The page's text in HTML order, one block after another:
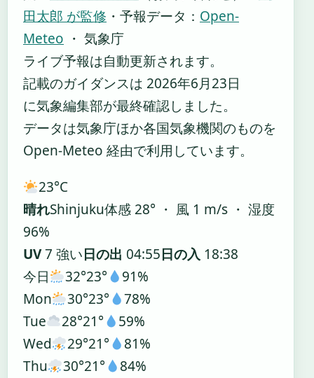
田太郎 が監修 ・ 予報データ： Open-
Meteo ・ 気象庁
ライブ予報は自動更新されます。
記載のガイダンスは 2026年6月23日
に気象編集部が最終確認しました。
データは気象庁ほか各国気象機関のものを
Open-Meteo 経由で利用しています。
23°C
晴れShinjuku体感 28° ・ 風 1 m/s ・ 湿度
96%
UV7 強い日の出 04:55日の入 18:38
今日
32°23°
91%
Mon
30°23°
78%
Tue
28°21°
59%
Wed
29°21°
81%
Thu
30°21°
84%